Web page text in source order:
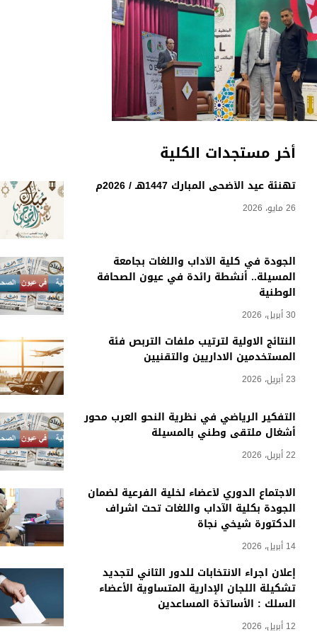
أخر مستجدات الكلية
تهنئة عيد الأضحى المبارك 1447هـ / 2026م
26 مايو، 2026
الجودة في كلية الآداب واللغات بجامعة
المسيلة.. أنشطة رائدة في عيون الصحافة
الوطنية
30 أبريل، 2026
النتائج الاولية لترتيب ملفات التربص فئة
المستخدمين الاداريين والتقنيين
23 أبريل، 2026
التفكير الرياضي في نظرية النحو العرب محور
أشغال ملتقى وطني بالمسيلة
22 أبريل، 2026
الاجتماع الدوري لأعضاء لخلية الفرعية لضمان
الجودة بكلية الآداب واللغات تحت اشراف
الدكتورة شيخي نجاة
14 أبريل، 2026
إعلان اجراء الانتخابات للدور الثاني لتجديد
تشكيلة اللجان الإدارية المتساوية الأعضاء
السلك : الأساتذة المساعدين
12 أبريل، 2026